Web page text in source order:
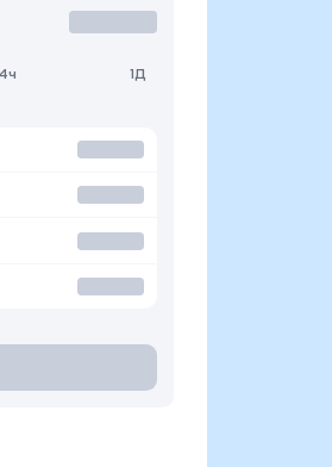
4ч 1Д